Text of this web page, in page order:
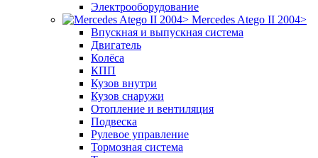
Электрооборудование
Mercedes Atego II 2004>
Впускная и выпускная система
Двигатель
Колёса
КПП
Кузов внутри
Кузов снаружи
Отопление и вентиляция
Подвеска
Рулевое управление
Тормозная система